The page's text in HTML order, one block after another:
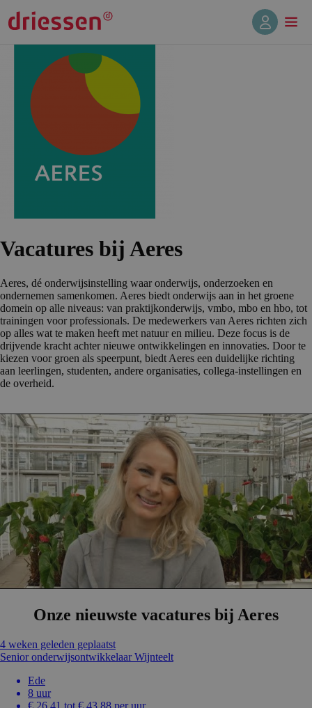
Vacatures bij Aeres
Aeres, dé onderwijsinstelling waar onderwijs, onderzoeken en
ondernemen samenkomen. Aeres biedt onderwijs aan in het groene
domein op alle niveaus: van praktijkonderwijs, vmbo, mbo en hbo, tot
trainingen voor professionals. De medewerkers van Aeres richten zich
op alles wat te maken heeft met natuur en milieu. Deze focus is de
drijvende kracht achter nieuwe ontwikkelingen en innovaties. Door te
kiezen voor groen als speerpunt, biedt Aeres een duidelijke richting
aan leerlingen, studenten, andere organisaties, collega-instellingen en
de overheid.
Onze nieuwste vacatures bij Aeres
4 weken geleden geplaatst
Senior onderwijsontwikkelaar Wijnteelt
Ede
8 uur
€ 26,41 tot € 43,88 per uur